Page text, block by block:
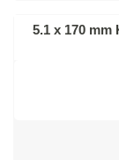
5.1 x 170